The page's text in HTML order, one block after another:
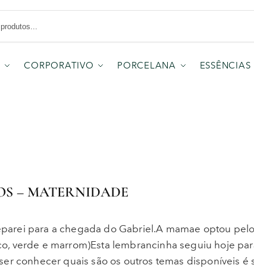
CORPORATIVO PORCELANA ESSÊNCIAS
– MATERNIDADE
para a chegada do Gabriel.A mamae optou
verde e marrom)Esta lembrancinha seguiu hoje
conhecer quais são os outros temas disponíveis é